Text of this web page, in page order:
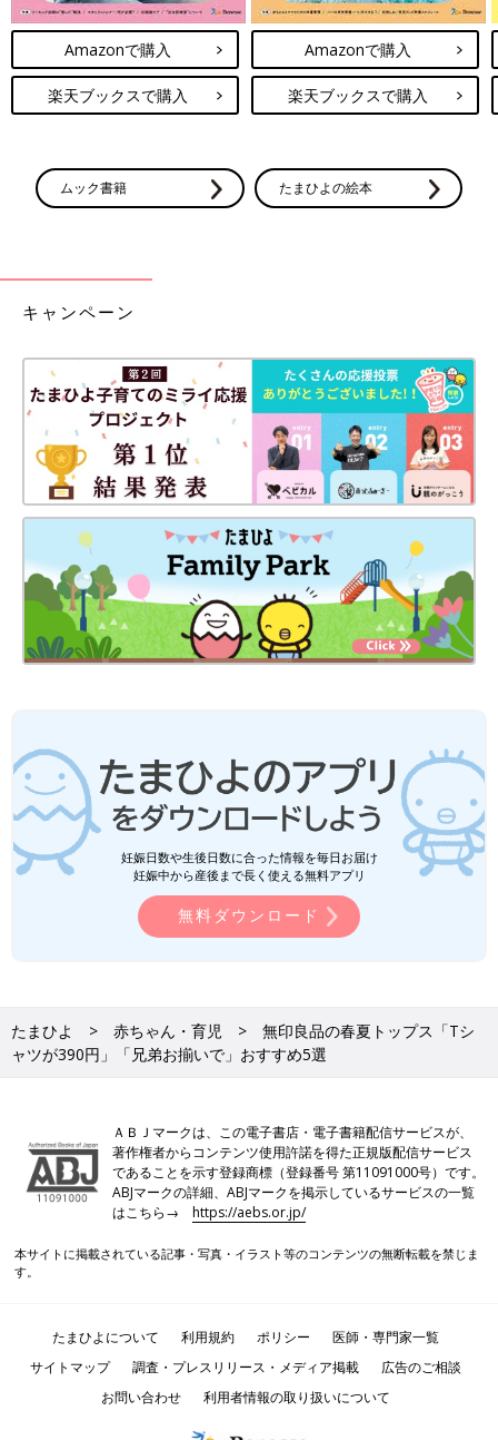
Amazonで購入
楽天ブックスで購入
Amazonで購入
楽天ブックスで購入
ムック書籍 たまひよの絵本
キャンペーン
妊娠日数や生後日数に合った情報を毎日お届け
妊娠中から産後まで長く使える無料アプリ
無料ダウンロード
たまひよ 赤ちゃん・育児
無印良品の春夏トップス「Tシ
ャツが390円」「兄弟お揃いで」おすすめ5選
ＡＢＪマークは、この電子書店・電子書籍配信サービスが、
著作権者からコンテンツ使用許諾を得た正規版配信サービス
であることを示す登録商標（登録番号 第11091000号）です。
ABJマークの詳細、ABJマークを掲示しているサービスの一覧
はこちら→https://aebs.or.jp/
本サイトに掲載されている記事・写真・イラスト等のコンテンツの無断転載を禁じま
す。
たまひよについて 利用規約 ポリシー
医師・専門家一覧
サイトマップ
調査・プレスリリース・メディア掲載
広告のご相談
お問い合わせ
利用者情報の取り扱いについて